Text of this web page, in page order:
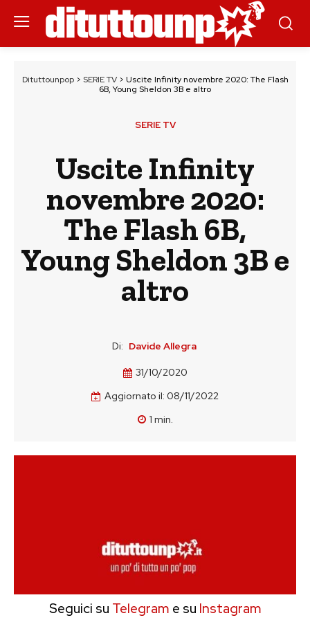
Dituttounpop> SERIE TV> Uscite Infinity novembre 2020: The Flash
6B, Young Sheldon 3B e altro
SERIE TV
Uscite Infinity
novembre 2020:
The Flash 6B,
Young Sheldon 3B e
altro
Di: Davide Allegra
31/10/2020
Aggiornato il: 08/11/2022
1 min.
Seguici su Telegram e su Instagram